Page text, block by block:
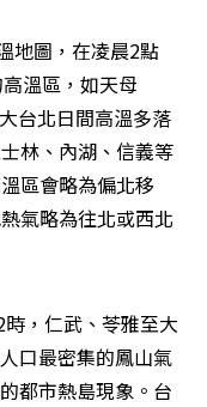
地圖，在凌晨2點
溫區，如天母
台北日間高溫多落
林、內湖、信義等
區會略為偏北移
氣略為往北或西北
，仁武、苓雅至大
口最密集的鳳山氣
都市熱島現象。台